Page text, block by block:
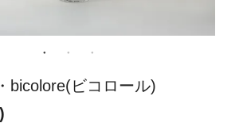
bicolore(ビコロール)